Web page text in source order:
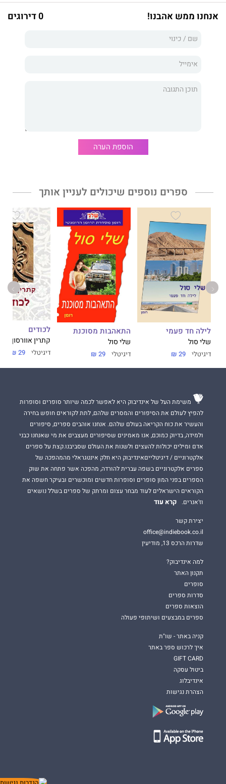
אנחנו ממש אהבנו! 0 דירוגים
הוספת הערה
ספרים נוספים שיכולים לעניין אותך
לילה חד פעמי
שלי סול
דיגיטלי 29 ₪
התאהבות מסוכנת
שלי סול
דיגיטלי 29 ₪
לכודים
קתרין אוורסון
דיגיטלי 29 ₪
משימת העל של אינדיבוק היא לאפשר לכמה שיותר סופרים וסופרות
להפיץ לעולם את הסיפורים והמסרים שלהם, לתת לקוראים חופש בחירה
והעשיר את כוח הקריאה בעולם שלהם. אנחנו אוהבים ספרים, סיפורים
ולמידה, בדיוק כמוכם, אנו מאמינים שסיפורים מעצבים את מי שאנחנו כבני
אדם ומילים יכולות להעצים ולשנות את העולם שסביבנו.קצת על ספרים
אלקטרוניים / דיגיטלייםאינדיבוק היא חלק אינטגראלי מהמהפכה של
ספרים אלקטרוניים בשפה עברית להורדה, מהפכה אשר פתחה את שוק
הספרים בפני המון סופרים וסופרות חדשים ומוכשרים ובעיקר חשפה את
הקוראים הישראלים לעוד מבחר עצום ומרתק של ספרים בשלל נושאים
וז'אנרים.
קרא עוד
יצירת קשר
office@indiebook.co.il
שדרות הרכס 13, מודיעין
למה אינדיבוק?
תקנון האתר
סופרים
סדרות ספרים
הוצאות ספרים
ספרים במבצעים ושיתופי פעולה
קניה באתר - שו"ת
איך לרכוש ספר באתר
GIFT CARD
ביטול עסקה
אינדיבלוג
הצהרת נגישות